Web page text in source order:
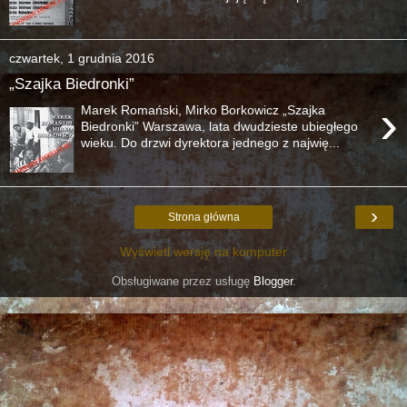
czwartek, 1 grudnia 2016
„Szajka Biedronki”
›
Marek Romański, Mirko Borkowicz „Szajka
Biedronki” Warszawa, lata dwudzieste ubiegłego
wieku. Do drzwi dyrektora jednego z najwię...
›
Strona główna
Wyświetl wersję na komputer
Obsługiwane przez usługę Blogger.